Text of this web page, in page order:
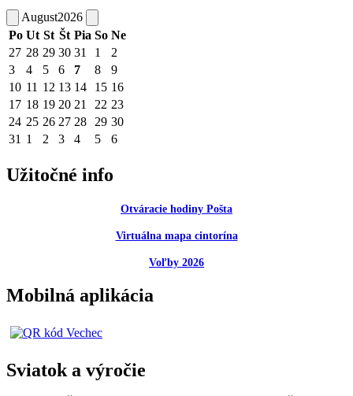
August2026
Po Ut St Št Pia So Ne
27 28 29 30 31 1
2
3
4 5 6 7 8
9
10 11 12 13 14 15 16
17 18 19 20 21 22 23
24 25 26 27 28 29 30
31 1 2 3 4 5 6
Užitočné info
Otváracie hodiny Pošta
Virtuálna mapa cintorína
Voľby 2026
Mobilná aplikácia
Sviatok a výročie